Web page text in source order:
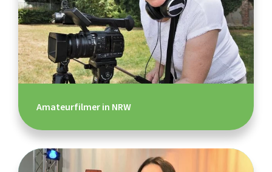
Amateurfilmer in NRW